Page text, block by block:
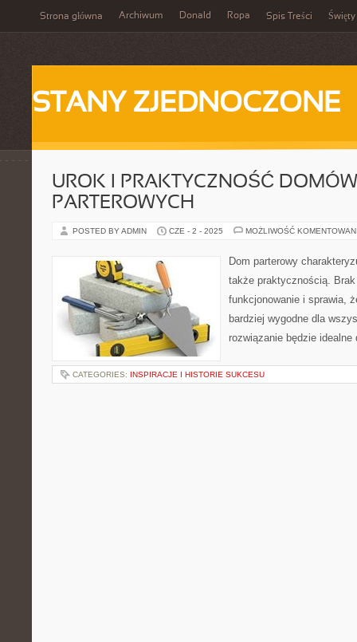
Strona główna Archiwum Donald Ropa Spis Treści Święty
STANY ZJEDNOCZONE
UROK I PRAKTYCZNOŚĆ DOMÓW
PARTEROWYCH
POSTED BY ADMIN CZE - 2 - 2025 MOŻLIWOŚĆ
Dom parterowy
także praktycznością. Brak
funkcjonowanie i sprawia,
bardziej wygodne dla
rozwiązanie będzie idealne
CATEGORIES: INSPIRACJE I HISTORIE SUKCESU